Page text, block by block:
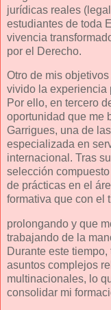
jurídicas reales
estudiantes de toda
vivencia
por el Derecho.
Otro de mis
vivido la experiencia
Por ello, en tercero
oportunidad que me
Garrigues, una de
especializada en
internacional. Tras
selección
de prácticas en el
formativa que con el
prolongando y que
trabajando de la
Durante este
asuntos complejos
multinacionales, lo
consolidar mi